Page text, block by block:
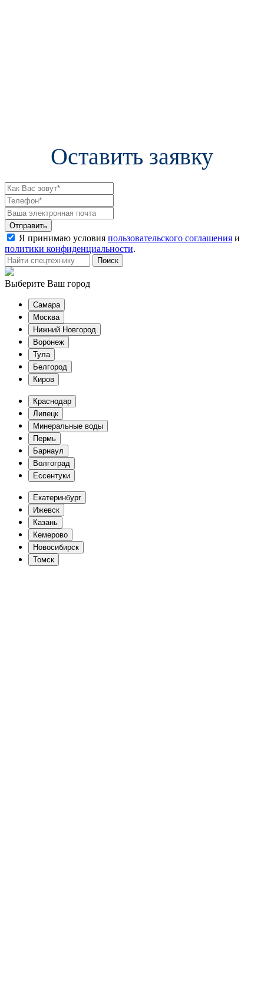
Оставить заявку
Я принимаю условия пользовательского соглашения и
политики конфиденциальности.
Выберите Ваш город
Самара
Москва
Нижний Новгород
Воронеж
Тула
Белгород
Киров
Краснодар
Липецк
Минеральные воды
Пермь
Барнаул
Волгоград
Еcсентуки
Екатеринбург
Ижевск
Казань
Кемерово
Новосибирск
Томск